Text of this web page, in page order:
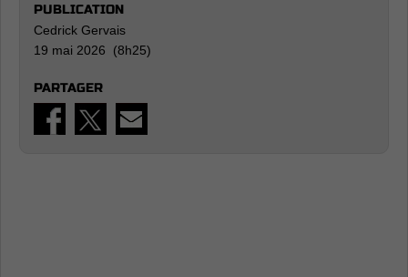
PUBLICATION
Cedrick Gervais
19 mai 2026 (8h25)
PARTAGER